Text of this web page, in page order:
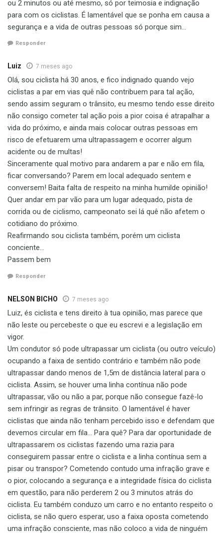
ou 2 minutos ou até mesmo, só por teimosia e indignação
para com os ciclistas. É lamentável que se ponha em causa a
segurança e a vida de outras pessoas só porque sim…
Responder
Luiz 7 meses ago
Olá, sou ciclista há 30 anos, e fico indignado quando vejo
ciclistas a par em vias quê não contribuem para tal ação,
sendo assim seguram o trânsito, eu mesmo tendo esse direito
não consigo cometer tal ação pois a pior coisa é atrapalhar a
vida do próximo, e ainda mais colocar outras pessoas em
risco de efetuarem uma ultrapassagem e ocorrer algum
acidente ou de multas!
Sinceramente qual motivo para andarem a par e não em fila,
ficar conversando? Parem em local adequado sentem e
conversem! Baita falta de respeito na minha humilde opinião!
Quer andar em par vão para um lugar adequado, pista de
corrida ou de ciclismo, campeonato sei lá quê não afetem o
cotidiano do próximo.
Reafirmando sou ciclista também, porém um ciclista
conciente…
Passem bem
Responder
NELSON BICHO 7 meses ago
Luiz, és ciclista e tens direito à tua opinião, mas parece que
não leste ou percebeste o que eu escrevi e a legislação em
vigor.
Um condutor só pode ultrapassar um ciclista (ou outro veículo)
ocupando a faixa de sentido contrário e também não pode
ultrapassar dando menos de 1,5m de distância lateral para o
ciclista. Assim, se houver uma linha contínua não pode
ultrapassar, vão ou não a par, porque não consegue fazê-lo
sem infringir as regras de trânsito. O lamentável é haver
ciclistas que ainda não tenham percebido isso e defendam que
devemos circular em fila… Para quê? Para dar oportunidade de
ultrapassarem os ciclistas fazendo uma razia para
conseguirem passar entre o ciclista e a linha contínua sem a
pisar ou transpor? Cometendo contudo uma infração grave e
o pior, colocando a segurança e a integridade física do ciclista
em questão, para não perderem 2 ou 3 minutos atrás do
ciclista. Eu também conduzo um carro e no entanto respeito o
ciclista, se não quero esperar, uso a faixa oposta cometendo
uma infração consciente, mas não coloco a vida de ninguém